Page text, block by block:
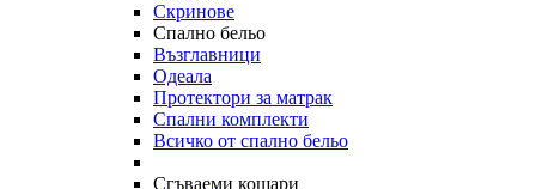
Скринове
Спално бельо
Възглавници
Одеала
Протектори за матрак
Спални комплекти
Всичко от спално бельо
Сгъваеми кошари